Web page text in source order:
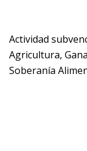
Actividad
Agricultura,
Soberanía